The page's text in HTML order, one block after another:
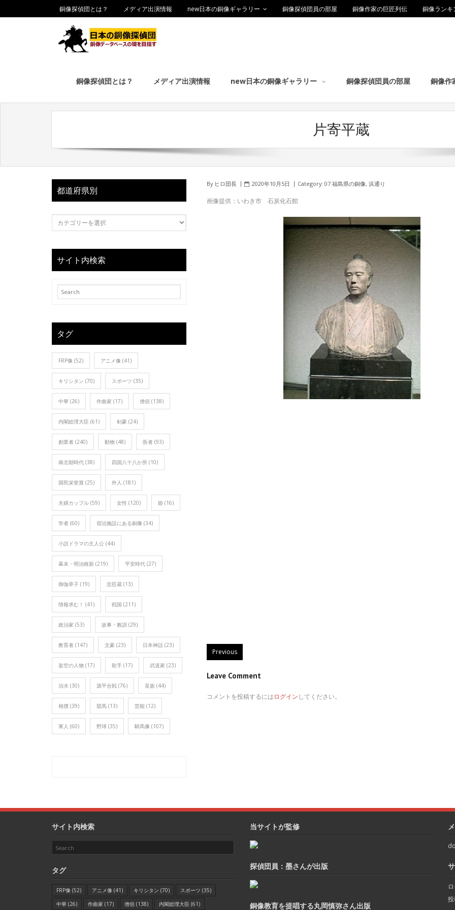
銅像探偵団とは？ メディア出演情報 new日本の銅像ギャラリー 銅像探偵団員の部屋 銅像作家の巨匠列伝 銅像ランキ
銅像探偵団とは？ メディア出演情報 new日本の銅像ギャラリー 銅像探偵団員の部屋 銅像作
片寄平蔵
By ヒロ団長 2020年10月5日 Category: 07.福島県の銅像, 浜通り
画像提供：いわき市 石炭化石館
Previous
Leave Comment
コメントを投稿するにはログインしてください。
都道府県別
サイト内検索
タグ
FRP像 (52) アニメ像 (41)
キリシタン (70) スポーツ (35)
中華 (26) 作曲家 (17) 僧侶 (138)
内閣総理大臣 (61) 剣豪 (24)
創業者 (240) 動物 (48) 医者 (93)
南北朝時代 (38) 四国八十八か所 (10)
国民栄誉賞 (25) 外人 (181)
夫婦カップル (59) 女性 (120) 姫 (16)
学者 (60) 宿泊施設にある銅像 (34)
小説ドラマの主人公 (44)
幕末・明治維新 (219) 平安時代 (27)
御伽草子 (19) 忠臣蔵 (13)
情報求む！ (41) 戦国 (211)
政治家 (53) 故事・教訓 (29)
教育者 (147) 文豪 (23) 日本神話 (23)
架空の人物 (17) 歌手 (17) 武道家 (23)
治水 (30) 源平合戦 (76) 皇族 (44)
相撲 (39) 競馬 (13) 芸能 (12)
軍人 (60) 野球 (35) 騎馬像 (107)
サイト内検索
タグ
FRP像 (52) アニメ像 (41) キリシタン (70) スポーツ (35)
中華 (26) 作曲家 (17) 僧侶 (138) 内閣総理大臣 (61)
当サイトが監修
探偵団員：墨さんが出版
銅像教育を提唱する丸岡慎弥さん出版